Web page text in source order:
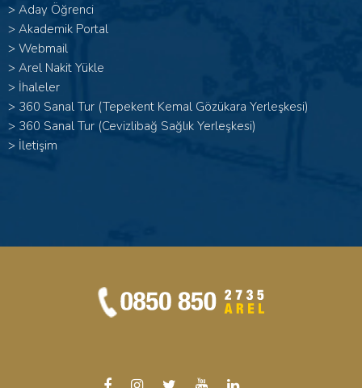
> Aday Öğrenci
> Akademik Portal
> Webmail
> Arel Nakit Yükle
> İhaleler
> 360 Sanal Tur (Tepekent Kemal Gözükara Yerleşkesi)
> 360 Sanal Tur (Cevizlibağ Sağlık Yerleşkesi)
> İletişim